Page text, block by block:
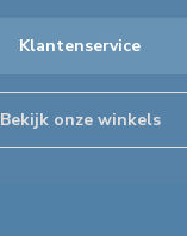
Klantenservice
Bekijk onze winkels